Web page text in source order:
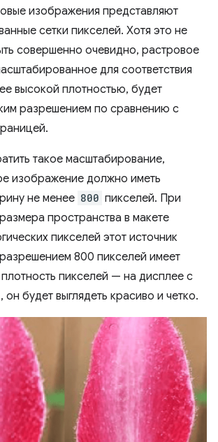
изображения представляют
сетки пикселей. Хотя это не
совершенно очевидно, растровое
для соответствия
высокой плотностью, будет
разрешением по сравнению с
такое масштабирование,
изображение должно иметь
не менее 800 пикселей. При
пространства в макете
пикселей этот источник
800 пикселей имеет
пикселей — на дисплее с
, он будет выглядеть красиво и четко.